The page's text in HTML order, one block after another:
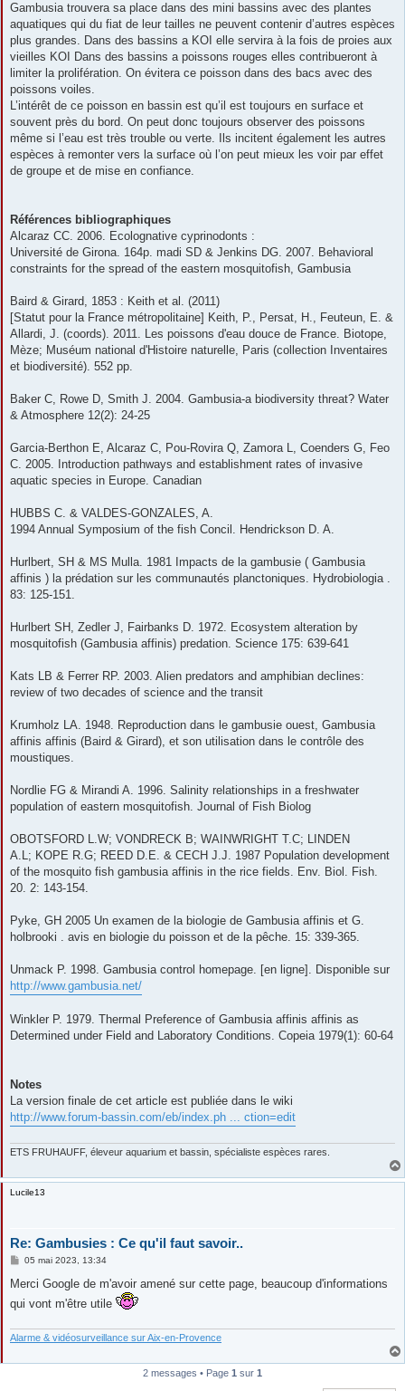
Gambusia trouvera sa place dans des mini bassins avec des plantes
aquatiques qui du fiat de leur tailles ne peuvent contenir d’autres espèces
plus grandes. Dans des bassins a KOI elle servira à la fois de proies aux
vieilles KOI Dans des bassins a poissons rouges elles contribueront à
limiter la prolifération. On évitera ce poisson dans des bacs avec des
poissons voiles.
L’intérêt de ce poisson en bassin est qu’il est toujours en surface et
souvent près du bord. On peut donc toujours observer des poissons
même si l’eau est très trouble ou verte. Ils incitent également les autres
espèces à remonter vers la surface où l’on peut mieux les voir par effet
de groupe et de mise en confiance.
Références bibliographiques
Alcaraz CC. 2006. Ecolognative cyprinodonts :
Université de Girona. 164p. madi SD & Jenkins DG. 2007. Behavioral
constraints for the spread of the eastern mosquitofish, Gambusia
Baird & Girard, 1853 : Keith et al. (2011)
[Statut pour la France métropolitaine] Keith, P., Persat, H., Feuteun, E. &
Allardi, J. (coords). 2011. Les poissons d'eau douce de France. Biotope,
Mèze; Muséum national d'Histoire naturelle, Paris (collection Inventaires
et biodiversité). 552 pp.
Baker C, Rowe D, Smith J. 2004. Gambusia-a biodiversity threat? Water
& Atmosphere 12(2): 24-25
Garcia-Berthon E, Alcaraz C, Pou-Rovira Q, Zamora L, Coenders G, Feo
C. 2005. Introduction pathways and establishment rates of invasive
aquatic species in Europe. Canadian
HUBBS C. & VALDES-GONZALES, A.
1994 Annual Symposium of the fish Concil. Hendrickson D. A.
Hurlbert, SH & MS Mulla. 1981 Impacts de la gambusie ( Gambusia
affinis ) la prédation sur les communautés planctoniques. Hydrobiologia .
83: 125-151.
Hurlbert SH, Zedler J, Fairbanks D. 1972. Ecosystem alteration by
mosquitofish (Gambusia affinis) predation. Science 175: 639-641
Kats LB & Ferrer RP. 2003. Alien predators and amphibian declines:
review of two decades of science and the transit
Krumholz LA. 1948. Reproduction dans le gambusie ouest, Gambusia
affinis affinis (Baird & Girard), et son utilisation dans le contrôle des
moustiques.
Nordlie FG & Mirandi A. 1996. Salinity relationships in a freshwater
population of eastern mosquitofish. Journal of Fish Biolog
OBOTSFORD L.W; VONDRECK B; WAINWRIGHT T.C; LINDEN
A.L; KOPE R.G; REED D.E. & CECH J.J. 1987 Population development
of the mosquito fish gambusia affinis in the rice fields. Env. Biol. Fish.
20. 2: 143-154.
Pyke, GH 2005 Un examen de la biologie de Gambusia affinis et G.
holbrooki . avis en biologie du poisson et de la pêche. 15: 339-365.
Unmack P. 1998. Gambusia control homepage. [en ligne]. Disponible sur
http://www.gambusia.net/
Winkler P. 1979. Thermal Preference of Gambusia affinis affinis as
Determined under Field and Laboratory Conditions. Copeia 1979(1): 60-64
Notes
La version finale de cet article est publiée dans le wiki
http://www.forum-bassin.com/eb/index.ph ... ction=edit
ETS FRUHAUFF, éleveur aquarium et bassin, spécialiste espèces rares.
Lucile13
Re: Gambusies : Ce qu'il faut savoir..
M
s
a
05 mai 2023, 13:34
Merci Google de m'avoir amené sur cette page, beaucoup d'informations
qui vont m'être utile
Alarme & vidéosurveillance sur Aix-en-Provence
2 messages • Page 1 sur 1